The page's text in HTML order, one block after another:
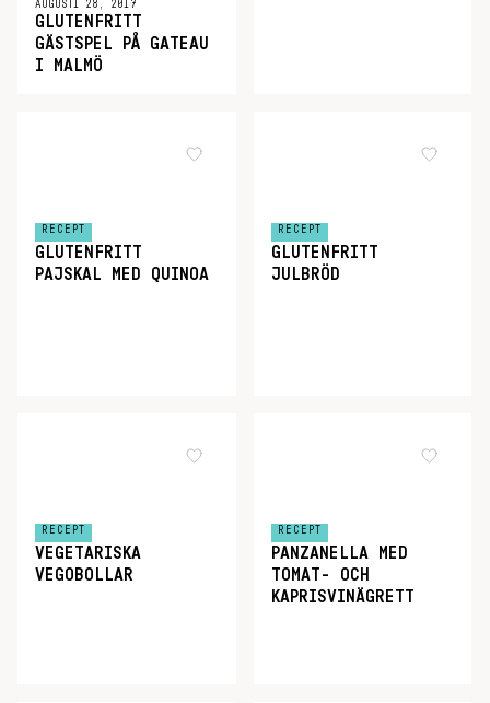
AUGUSTI 28, 2017
GLUTENFRITT
GÄSTSPEL PÅ GATEAU
I MALMÖ
RECEPT
GLUTENFRITT
PAJSKAL MED QUINOA
RECEPT
GLUTENFRITT
JULBRÖD
RECEPT
VEGETARISKA
VEGOBOLLAR
RECEPT
PANZANELLA MED
TOMAT- OCH
KAPRISVINÄGRETT